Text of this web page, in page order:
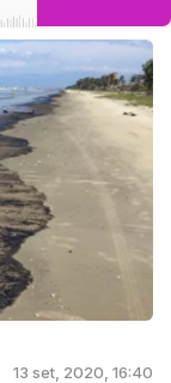
13 set, 2020, 16:40